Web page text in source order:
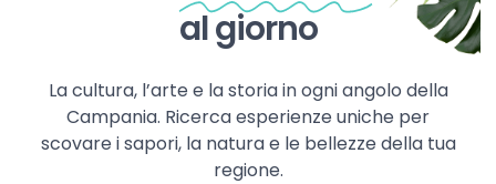
al giorno
La cultura, l’arte e la storia in ogni angolo della
Campania. Ricerca esperienze uniche per
scovare i sapori, la natura e le bellezze della tua
regione.